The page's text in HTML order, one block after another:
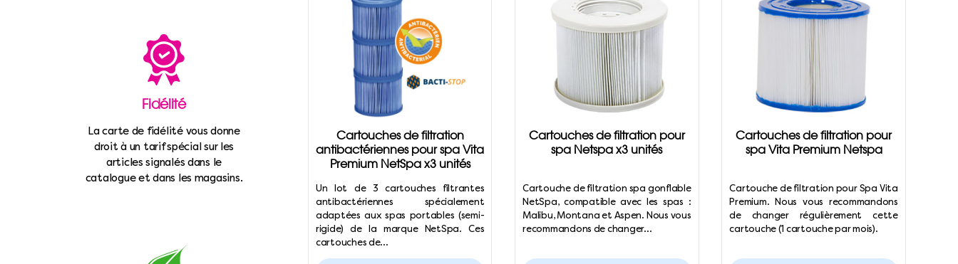
Cartouches de filtration
antibactériennes pour spa Vita
Premium NetSpa x3 unités
Un lot de 3 cartouches filtrantes
antibactériennes spécialement
adaptées aux spas portables (semi-
rigide) de la marque NetSpa. Ces
cartouches de…
Cartouches de filtration pour
spa Netspa x3 unités
Cartouche de filtration spa gonflable
NetSpa, compatible avec les spas :
Malibu, Montana et Aspen. Nous vous
recommandons de changer…
Cartouches de filtration pour
spa Vita Premium Netspa
Cartouche de filtration pour Spa Vita
Premium. Nous vous recommandons
de changer régulièrement cette
cartouche (1 cartouche par mois).
Fidélité
La carte de fidélité vous donne
droit à un tarif spécial sur les
articles signalés dans le
catalogue et dans les magasins.